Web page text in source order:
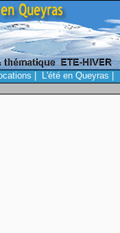
L'été en Queyras